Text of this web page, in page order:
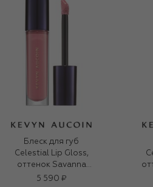
Блеск для губ
Celestial Lip Gloss,
оттенок Savanna
(5,6ml)
5 590 ₽